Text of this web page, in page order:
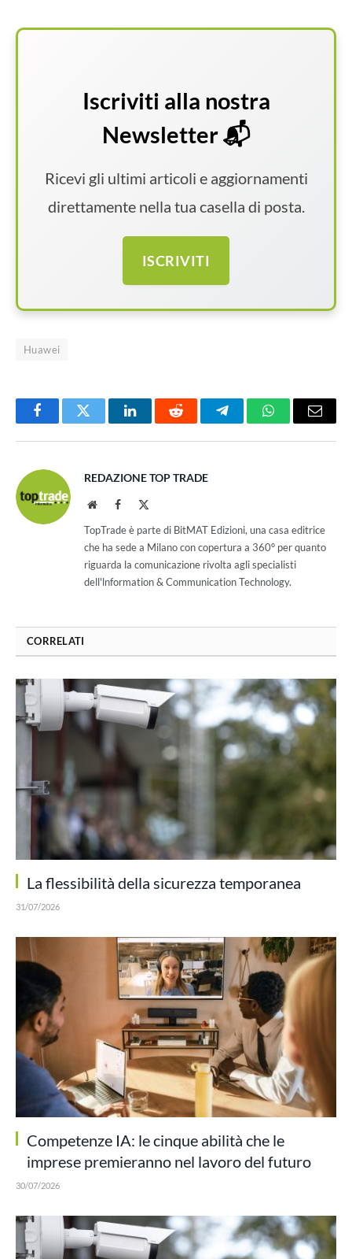
Iscriviti alla nostra
Newsletter 📬
Ricevi gli ultimi articoli e aggiornamenti
direttamente nella tua casella di posta.
ISCRIVITI
Huawei
FacebookTwitter LinkedInReddit TelegramWhatsAppEmail
REDAZIONE TOP TRADE
WebsiteFacebook
TopTrade è parte di BitMAT Edizioni, una casa editrice
che ha sede a Milano con copertura a 360° per quanto
riguarda la comunicazione rivolta agli specialisti
dell'lnformation & Communication Technology.
CORRELATI
La flessibilità della sicurezza temporanea
31/07/2026
Competenze IA: le cinque abilità che le
imprese premieranno nel lavoro del futuro
30/07/2026